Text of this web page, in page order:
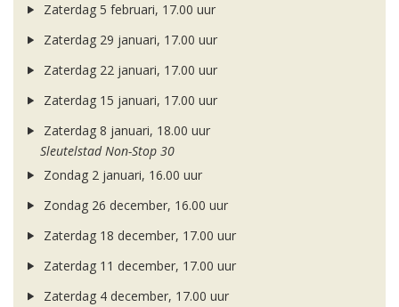
Zaterdag 5 februari, 17.00 uur
Zaterdag 29 januari, 17.00 uur
Zaterdag 22 januari, 17.00 uur
Zaterdag 15 januari, 17.00 uur
Zaterdag 8 januari, 18.00 uur
Sleutelstad Non-Stop 30
Zondag 2 januari, 16.00 uur
Zondag 26 december, 16.00 uur
Zaterdag 18 december, 17.00 uur
Zaterdag 11 december, 17.00 uur
Zaterdag 4 december, 17.00 uur